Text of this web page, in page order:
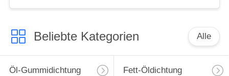
Beliebte Kategorien Alle
Öl-Gummidichtung Fett-Öldichtung